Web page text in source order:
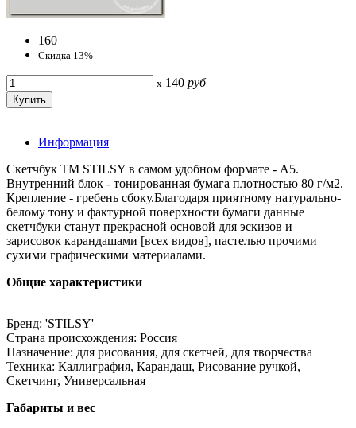
160
Скидка 13%
x 140 руб
Информация
Скетчбук ТМ STILSY в самом удобном формате - А5.
Внутренний блок - тонированная бумага плотностью 80 г/м2.
Крепление - гребень сбоку.Благодаря приятному натурально-
белому тону и фактурной поверхности бумаги данные
скетчбуки станут прекрасной основой для эскизов и
зарисовок карандашами [всех видов], пастелью прочими
сухими графическими материалами.
Общие характеристики
Бренд: 'STILSY'
Страна происхождения: Россия
Назначение: для рисования, для скетчей, для творчества
Техника: Каллиграфия, Карандаш, Рисование ручкой,
Скетчинг, Универсальная
Габариты и вес